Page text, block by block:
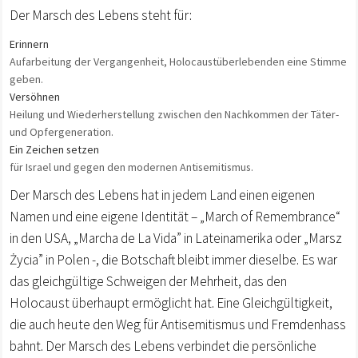
Der Marsch des Lebens steht für:
Erinnern
Aufarbeitung der Vergangenheit, Holocaustüberlebenden eine Stimme
geben.
Versöhnen
Heilung und Wiederherstellung zwischen den Nachkommen der Täter-
und Opfergeneration.
Ein Zeichen setzen
für Israel und gegen den modernen Antisemitismus.
Der Marsch des Lebens hat in jedem Land einen eigenen
Namen und eine eigene Identität – „March of Remembrance“
in den USA, „Marcha de La Vida” in Lateinamerika oder „Marsz
Życia” in Polen -, die Botschaft bleibt immer dieselbe. Es war
das gleichgültige Schweigen der Mehrheit, das den
Holocaust überhaupt ermöglicht hat. Eine Gleichgültigkeit,
die auch heute den Weg für Antisemitismus und Fremdenhass
bahnt. Der Marsch des Lebens verbindet die persönliche